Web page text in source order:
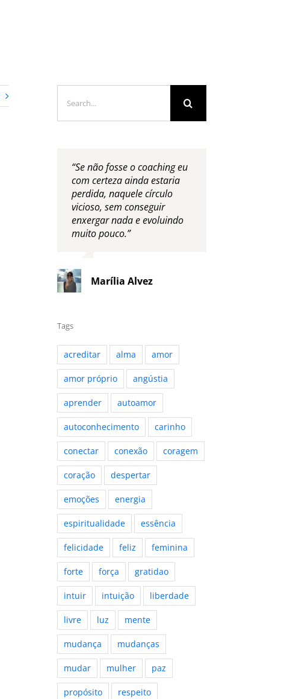
for:
“Se não fosse o coaching eu
com certeza ainda estaria
perdida, naquele círculo
vicioso, sem conseguir
enxergar nada e evoluindo
muito pouco.”
Marília Alvez
Tags
acreditar alma amor
amor próprio angústia
aprender autoamor
autoconhecimento carinho
conectar conexão coragem
coração despertar
emoções energia
espiritualidade essência
felicidade feliz feminina
forte força gratidao
intuir intuição liberdade
livre luz mente
mudança mudanças
mudar mulher paz
propósito respeito